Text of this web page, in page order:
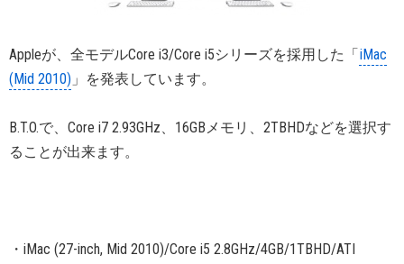
Appleが、全モデルCore i3/Core i5シリーズを採用した「iMac
(Mid 2010) 」を発表しています。
B.T.O.で、Core i7 2.93GHz、16GBメモリ、2TBHDなどを選択す
ることが出来ます。
・iMac (27-inch, Mid 2010)/Core i5 2.8GHz/4GB/1TBHD/ATI